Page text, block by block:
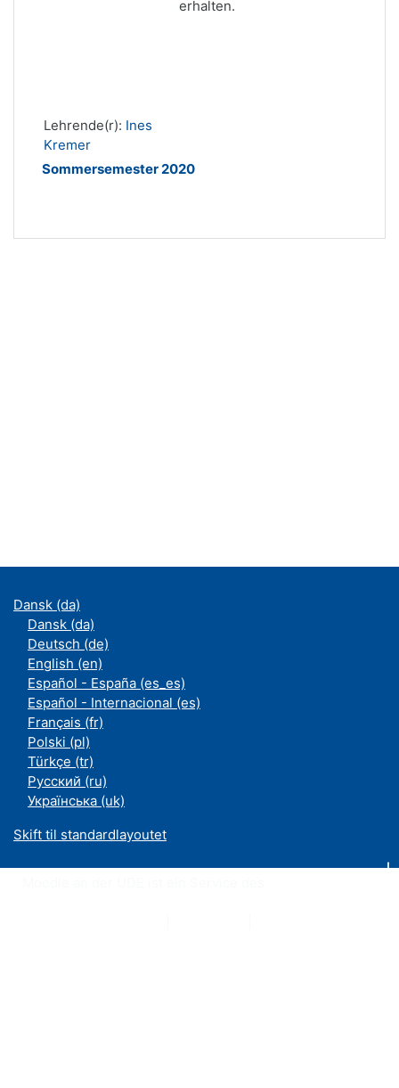
erhalten.
Lehrende(r): Ines
Kremer
Sommersemester 2020
Dansk ‎(da)‎
Dansk ‎(da)‎
Deutsch ‎(de)‎
English ‎(en)‎
Español - España ‎(es_es)‎
Español - Internacional ‎(es)‎
Français ‎(fr)‎
Polski ‎(pl)‎
Türkçe ‎(tr)‎
Русский ‎(ru)‎
Українська ‎(uk)‎
Skift til standardlayoutet